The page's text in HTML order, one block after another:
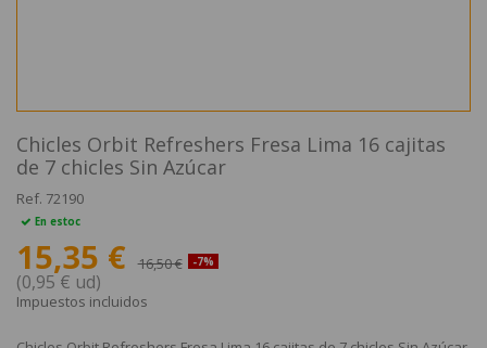
Chicles Orbit Refreshers Fresa Lima 16 cajitas
de 7 chicles Sin Azúcar
Ref. 72190
En estoc
15,35 € 16,50 € -7%
(0,95 € ud)
Impuestos incluidos